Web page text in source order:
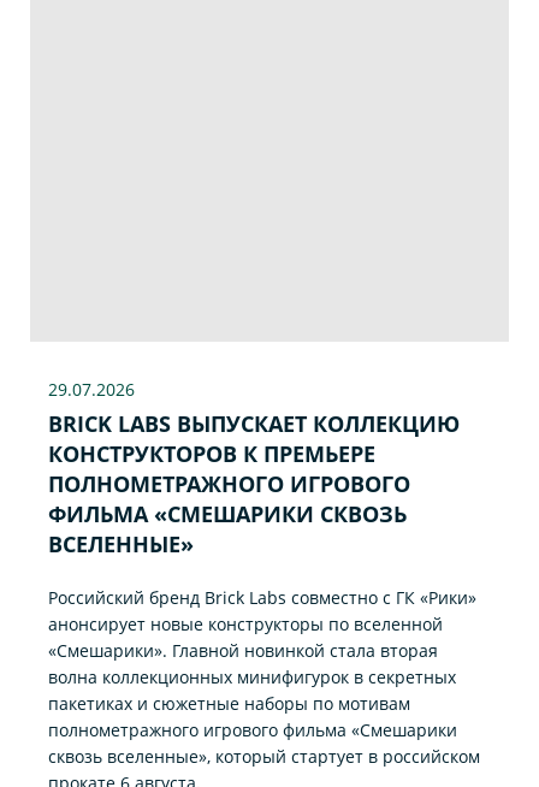
29.07.2026
BRICK LABS ВЫПУСКАЕТ КОЛЛЕКЦИЮ
КОНСТРУКТОРОВ К ПРЕМЬЕРЕ
ПОЛНОМЕТРАЖНОГО ИГРОВОГО
ФИЛЬМА «CМЕШАРИКИ СКВОЗЬ
ВСЕЛЕННЫЕ»
Российский бренд Brick Labs совместно с ГК «Рики»
анонсирует новые конструкторы по вселенной
«Смешарики». Главной новинкой стала вторая
волна коллекционных минифигурок в секретных
пакетиках и сюжетные наборы по мотивам
полнометражного игрового фильма «Смешарики
сквозь вселенные», который стартует в российском